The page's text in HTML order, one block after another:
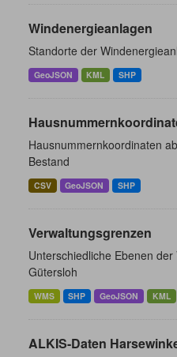
Windenergieanlagen
Standorte der
GeoJSON KML SHP
Hausnummernkoordinaten
Bestand
CSV GeoJSON SHP
Verwaltungsgrenzen
Unterschiedliche Ebenen
Gütersloh
WMS SHP GeoJSON KML
ALKIS-Daten